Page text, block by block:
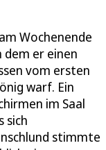
Wochenende
dem er einen
vom ersten
warf. Ein
im Saal
sich
stimmte